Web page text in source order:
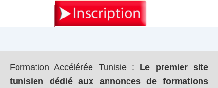
Formation Accélérée Tunisie: Le premier site
tunisien dédié aux annonces de formations